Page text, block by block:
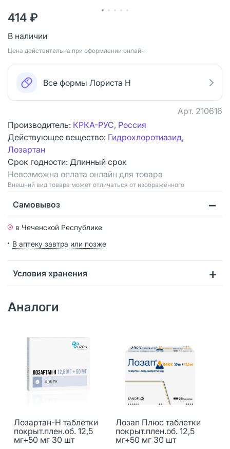
414 ₽
В наличии
Цена действительна при оформлении онлайн
Все формы Лориста Н
Арт. 210616
Производитель: КРКА-РУС, Россия
Действующее вещество: Гидрохлоротиазид,
Лозартан
Срок годности: Длинный срок
Невозможна оплата онлайн для товара
Bнешний вид товара может отличаться от изображённого
Самовывоз
в Чеченской Республике
В аптеку завтра или позже
Условия хранения
Аналоги
Лозартан-Н таблетки
покрыт.плен.об. 12,5
мг+50 мг 30 шт
Лозап Плюс таблетки
покрыт.плен.об. 12,5
мг+50 мг 30 шт